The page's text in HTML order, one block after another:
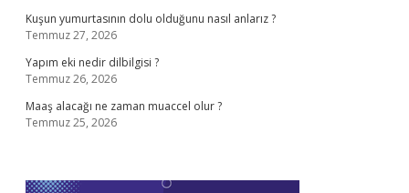
Kuşun yumurtasının dolu olduğunu nasıl anlarız ?
Temmuz 27, 2026
Yapım eki nedir dilbilgisi ?
Temmuz 26, 2026
Maaş alacağı ne zaman muaccel olur ?
Temmuz 25, 2026